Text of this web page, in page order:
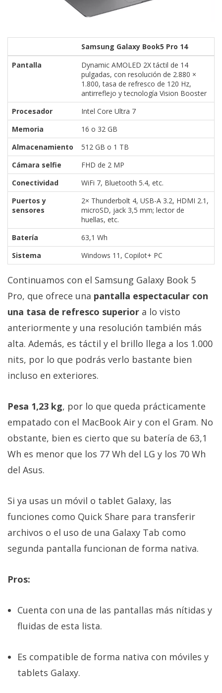
Samsung Galaxy Book5 Pro 14
Pantalla
Dynamic AMOLED 2X táctil de 14
pulgadas, con resolución de 2.880 ×
1.800, tasa de refresco de 120 Hz,
antirreflejo y tecnología Vision Booster
Procesador
Intel Core Ultra 7
Memoria
16 o 32 GB
Almacenamiento
512 GB o 1 TB
Cámara selfie
FHD de 2 MP
Conectividad
WiFi 7, Bluetooth 5.4, etc.
Puertos y
sensores
2× Thunderbolt 4, USB-A 3.2, HDMI 2.1,
microSD, jack 3,5 mm; lector de
huellas, etc.
Batería
63,1 Wh
Sistema
Windows 11, Copilot+ PC
Continuamos con el Samsung Galaxy Book 5
Pro, que ofrece una pantalla espectacular con
una tasa de refresco superior a lo visto
anteriormente y una resolución también más
alta. Además, es táctil y el brillo llega a los 1.000
nits, por lo que podrás verlo bastante bien
incluso en exteriores.
Pesa 1,23 kg, por lo que queda prácticamente
empatado con el MacBook Air y con el Gram. No
obstante, bien es cierto que su batería de 63,1
Wh es menor que los 77 Wh del LG y los 70 Wh
del Asus.
Si ya usas un móvil o tablet Galaxy, las
funciones como Quick Share para transferir
archivos o el uso de una Galaxy Tab como
segunda pantalla funcionan de forma nativa.
Pros:
Cuenta con una de las pantallas más nítidas y
fluidas de esta lista.
Es compatible de forma nativa con móviles y
tablets Galaxy.